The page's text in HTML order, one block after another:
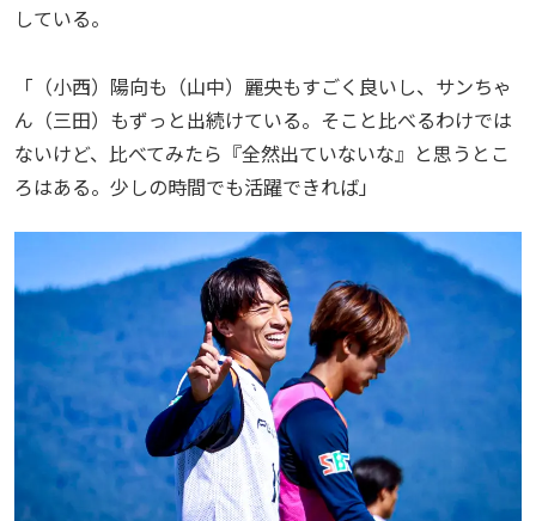
している。
「（小西）陽向も（山中）麗央もすごく良いし、サンちゃ
ん（三田）もずっと出続けている。そこと比べるわけでは
ないけど、比べてみたら『全然出ていないな』と思うとこ
ろはある。少しの時間でも活躍できれば」